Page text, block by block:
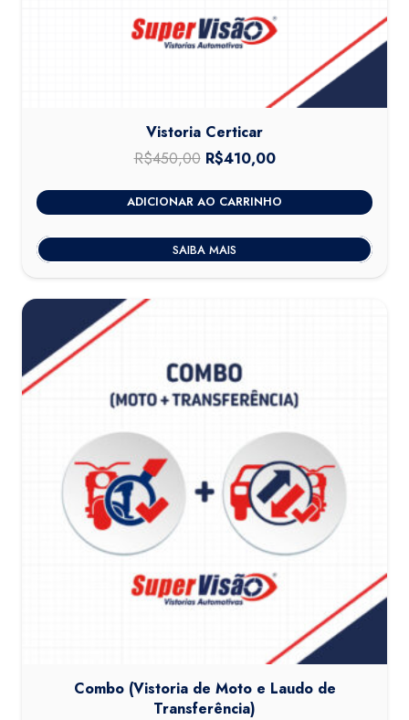
Vistoria Certicar
R$450,00 O
original
era:
R$450,00.
R$410,00O
atual
é:
R$410,00.
ADICIONAR AO CARRINHO
SAIBA MAIS
Combo (Vistoria de Moto e Laudo de
Transferência)